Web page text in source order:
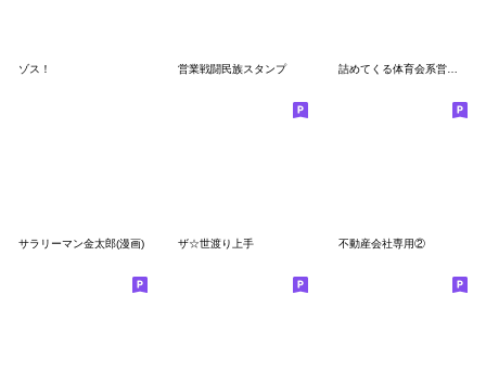
ゾス！ 営業戦闘民族スタンプ 詰めてくる体育会系営業赤ちゃん
サラリーマン金太郎(漫画) ザ☆世渡り上手 不動産会社専用②